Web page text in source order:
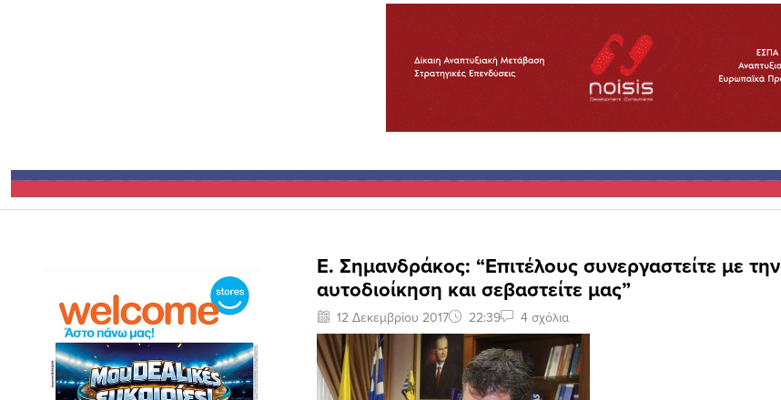
E. Σημανδράκος: “Επιτέλους συνεργαστείτε με την
αυτοδιοίκηση και σεβαστείτε μας”
12 Δεκεμβρίου 2017 22:39 4 σχόλια